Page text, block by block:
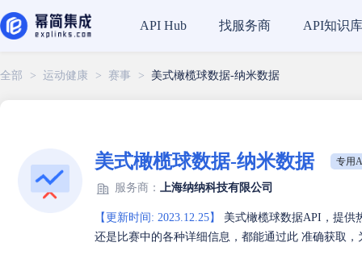
API Hub 找服务商 API知识库
全部 > 运动健康 > 赛事 > 美式橄榄球数据-纳米数据
美式橄榄球数据-纳米数据 专用
服务商： 上海纳纳科技有限公司
【更新时间: 2023.12.25】
美式橄榄球数据API，提供
还是比赛中的各种详细信息，都能通过此 准确获取